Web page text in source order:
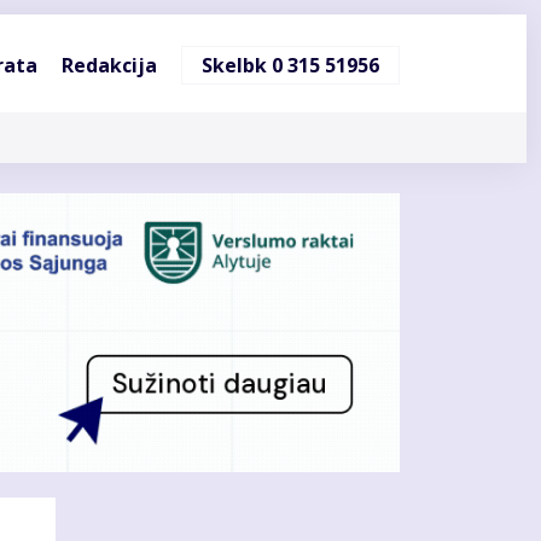
Redakcija Skelbk 0 315 51956